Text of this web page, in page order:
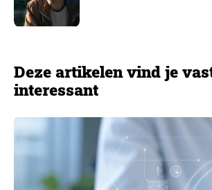
Deze artikelen vind je
interessant